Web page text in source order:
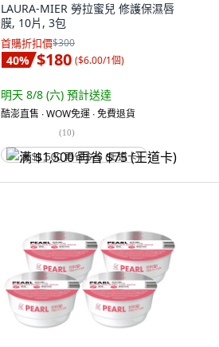
LAURA-MIER 勞拉蜜兒 修護保濕唇
膜, 10片, 3包
首購折扣價$300
40% $180 ($6.00/1個)
明天 8/8 (六) 預計送達
酷澎直售 ∙ WOW免運 ∙ 免費退貨
(10)
满 $1,500 再省 $75 (王道卡)